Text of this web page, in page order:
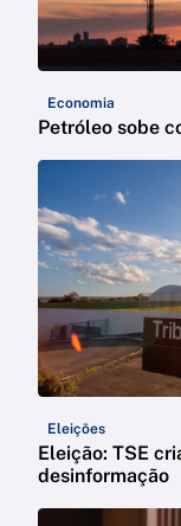
Economia
Petróleo sobe
Eleições
Eleição: TSE
desinformação